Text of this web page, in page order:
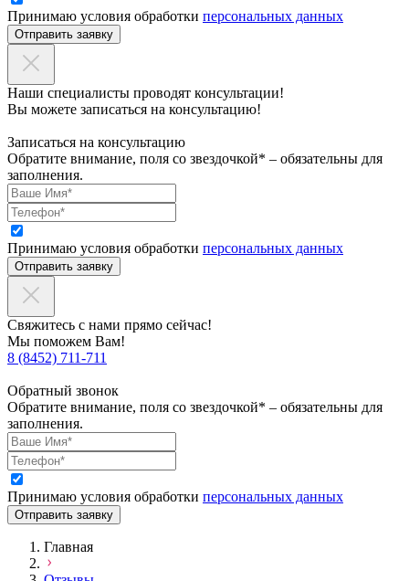
Принимаю условия обработки персональных данных
Отправить заявку
Наши специалисты проводят консультации!
Вы можете записаться на консультацию!
Записаться на консультацию
Обратите внимание, поля со звездочкой* – обязательны для
заполнения.
Принимаю условия обработки персональных данных
Отправить заявку
Свяжитесь с нами прямо сейчас!
Мы поможем Вам!
8 (8452) 711-711
Обратный звонок
Обратите внимание, поля со звездочкой* – обязательны для
заполнения.
Принимаю условия обработки персональных данных
Отправить заявку
Главная